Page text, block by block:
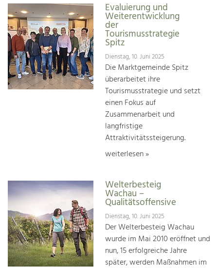
Evaluierung und
Weiterentwicklung
der
Tourismusstrategie
Spitz
Dienstag, 10. Juni 2025
Die Marktgemeinde Spitz
überarbeitet ihre
Tourismusstrategie und setzt
einen Fokus auf
Zusammenarbeit und
langfristige
Attraktivitätssteigerung.
weiterlesen »
Welterbesteig
Wachau –
Qualitätsoffensive
Dienstag, 10. Juni 2025
Der Welterbesteig Wachau
wurde im Mai 2010 eröffnet und
nun, 15 erfolgreiche Jahre
später, werden Maßnahmen im